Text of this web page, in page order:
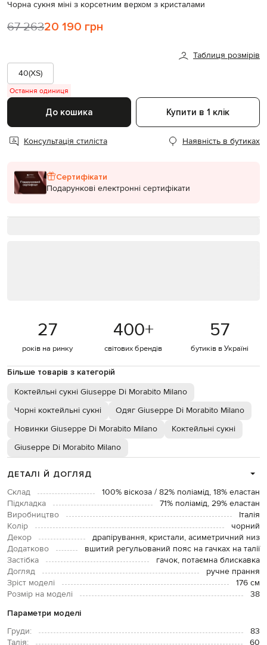
Чорна сукня міні з корсетним верхом з кристалами
67 26320 190 грн
Таблиця розмірів
40(XS)
Остання одиниця
До кошика Купити в 1 клік
Консультація стиліста Наявність в бутиках
Сертифікати
Подарункові електронні сертифікати
27
років на ринку
400+
світових брендів
57
бутиків в Україні
Більше товарів з категорій
Коктейльні сукні Giuseppe Di Morabito Milano
Чорні коктейльні сукні
Одяг Giuseppe Di Morabito Milano
Новинки Giuseppe Di Morabito Milano
Коктейльні сукні
Giuseppe Di Morabito Milano
ДЕТАЛІ Й ДОГЛЯД
Склад
100% віскоза / 82% поліамід, 18% еластан
Підкладка
71% поліамід, 29% еластан
Виробництво
Італія
Колір
чорний
Декор
драпірування, кристали, асиметричний низ
Додатково
вшитий регульований пояс на гачках на талії
Застібка
гачок, потаємна блискавка
Догляд
ручне прання
Зріст моделі
176 см
Розмір на моделі
38
Параметри моделі
Груди:
83
Талія:
60